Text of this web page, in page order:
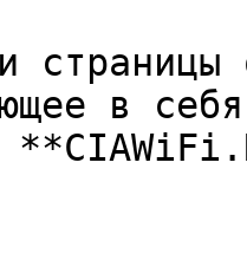
страницы
в